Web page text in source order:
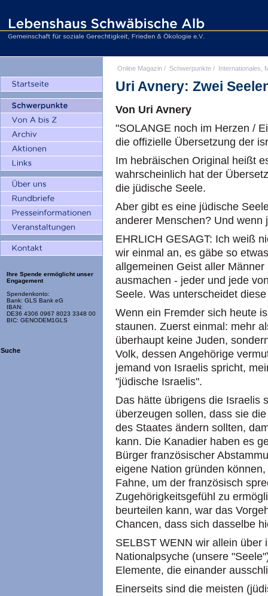
Ihre Spende ermöglicht unser
Engagement
Spendenkonto:
Bank: GLS Bank eG
IBAN:
DE36 4306 0967 8023 3348 00
BIC: GENODEM1GLS
Suche
Online Magazin / Schwerpunkte / Internationales,
Uri Avnery: Zwei
Von Uri Avnery
"SOLANGE noch im Herzen /
die offizielle Übersetzung der
Im hebräischen Original heißt
wahrscheinlich hat der
die jüdische Seele.
Aber gibt es eine jüdische
anderer Menschen? Und
EHRLICH GESAGT: Ich weiß
wir einmal an, es gäbe so
allgemeinen Geist aller
ausmachen - jeder und jede
Seele. Was unterscheidet
Wenn ein Fremder sich heute
staunen. Zuerst einmal: mehr
überhaupt keine Juden,
Volk, dessen Angehörige
jemand von Israelis spricht,
"jüdische Israelis".
Das hätte übrigens die Israelis
überzeugen sollen, dass sie
des Staates ändern sollten,
kann. Die Kanadier haben es
Bürger französischer
eigene Nation gründen
Fahne, um der französisch
Zugehörigkeitsgefühl zu
beurteilen kann, war das
Chancen, dass sich dasselbe
SELBST WENN wir allein über
Nationalpsyche (unsere
Elemente, die einander
Einerseits sind die meisten